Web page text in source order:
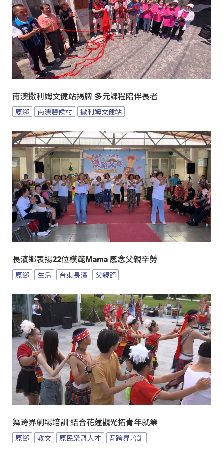
南澳撒利姆文健站揭牌 多元課程陪伴長者
原鄉 南澳碧候村 撒利姆文健站
長濱鄉表揚22位模範Mama 感念父親辛勞
原鄉 生活 台東長濱 父親節
舞跨界劇場培訓 結合花蓮觀光拓青年就業
原鄉 教文 原民樂舞人才 舞跨界培訓